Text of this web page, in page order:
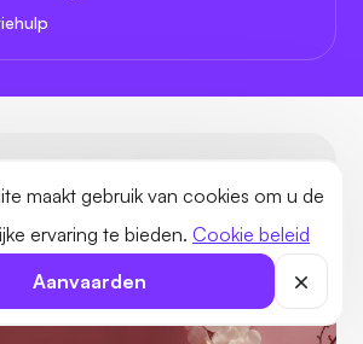
maakt gebruik van cookies om u de
ervaring te bieden. Cookie beleid
Aanvaarden